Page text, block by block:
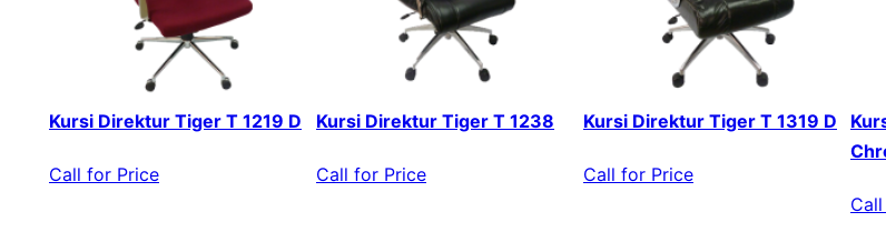
Kursi Direktur Tiger T 1219 D
Call for Price
Kursi Direktur Tiger T 1238
Call for Price
Kursi Direktur Tiger T 1319 D
Call for Price